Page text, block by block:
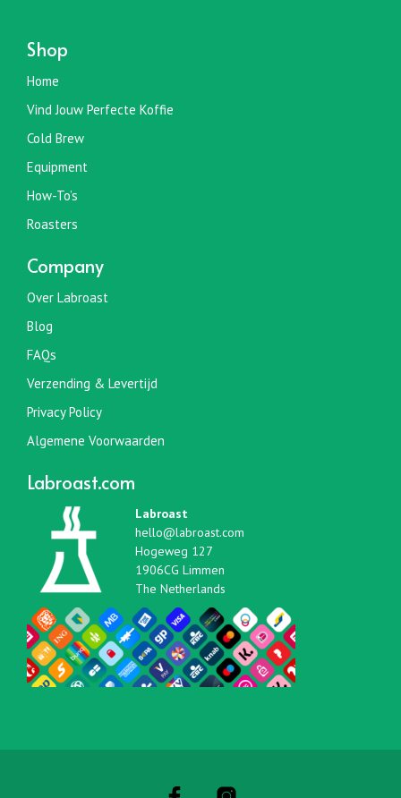
Shop
Home
Vind Jouw Perfecte Koffie
Cold Brew
Equipment
How-To’s
Roasters
Company
Over Labroast
Blog
FAQs
Verzending & Levertijd
Privacy Policy
Algemene Voorwaarden
Labroast.com
Labroast
hello@labroast.com
Hogeweg 127
1906CG Limmen
The Netherlands